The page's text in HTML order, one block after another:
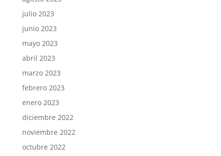
julio 2023
junio 2023
mayo 2023
abril 2023
marzo 2023
febrero 2023
enero 2023
diciembre 2022
noviembre 2022
octubre 2022